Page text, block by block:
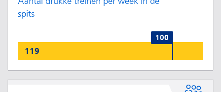
spits
119
100